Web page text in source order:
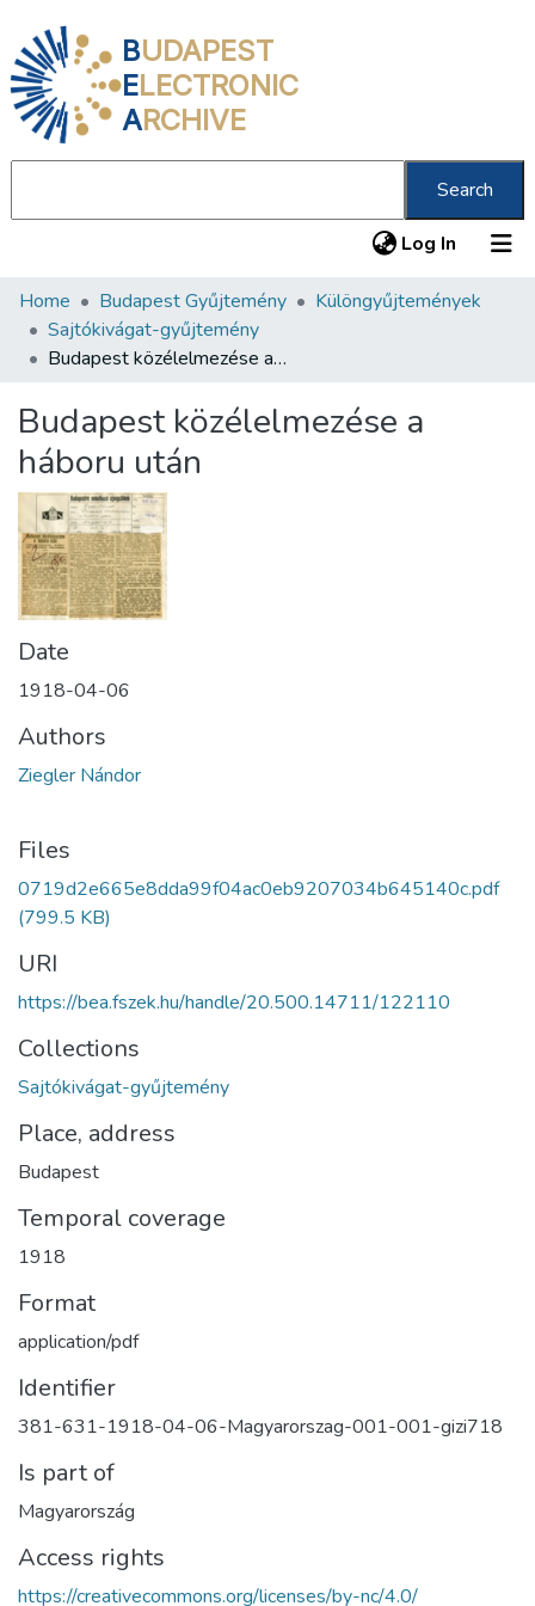
BUDAPEST
ELECTRONIC
ARCHIVE
Search
Log In (current)
Communities & Collections
All of DSpace
About us
Home Budapest Gyűjtemény
Különgyűjtemények
Sajtókivágat-gyűjtemény
Budapest közélelmezése a háboru után
Budapest közélelmezése a
háboru után
Date
1918-04-06
Authors
Ziegler Nándor
Files
0719d2e665e8dda99f04ac0eb9207034b645140c.pdf
(799.5 KB)
URI
https://bea.fszek.hu/handle/20.500.14711/122110
Collections
Sajtókivágat-gyűjtemény
Place, address
Budapest
Temporal coverage
1918
Format
application/pdf
Identifier
381-631-1918-04-06-Magyarorszag-001-001-gizi718
Is part of
Magyarország
Access rights
https://creativecommons.org/licenses/by-nc/4.0/